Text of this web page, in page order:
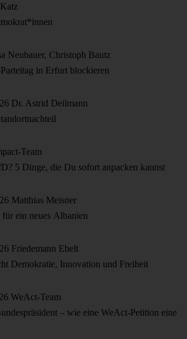
Neubauer, Christoph Bautz
in Erfurt blockieren
Dr. Astrid Deilmann
Team
5 Dinge, die Du sofort anpacken kannst
Matthias Meisner
ein neues Albanien
Friedemann Ebelt
Demokratie, Innovation und Freiheit
WeAct-Team
– wie eine WeAct-Petition eine